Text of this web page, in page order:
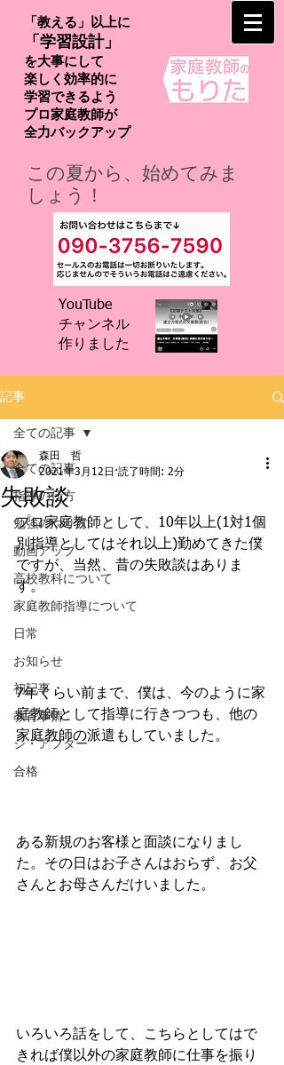
「教える」以上に
「学習設計」
を大事にして
楽しく効率的に
学習できるよう
プロ家庭教師が
​全力バックアップ
この夏から、始めてみま
しょう！
YouTube
チャンネル
​作りました
記事
全ての記事
指導の仕方
勉強のやり方
動画アップ
高校教科について
家庭教師指導について
日常
お知らせ
初記事
教育事情
ジ・アフター
合格
全ての記事
失敗談
森田 哲
2021年3月12日 読了時間: 2分
プロ家庭教師として、10年以上(1対1個
別指導としてはそれ以上)勤めてきた僕
ですが、当然、昔の失敗談はありま
す。
7年くらい前まで、僕は、今のように家
庭教師として指導に行きつつも、他の
家庭教師の派遣もしていました。
ある新規のお客様と面談になりまし
た。その日はお子さんはおらず、お父
さんとお母さんだけいました。
いろいろ話をして、こちらとしてはで
きれば僕以外の家庭教師に仕事を振り